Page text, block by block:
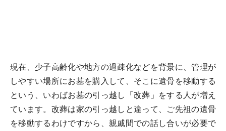
現在、少子高齢化や地方の過疎化などを背景に、管理が
しやすい場所にお墓を購入して、そこに遺骨を移動する
という、いわばお墓の引っ越し「改葬」をする人が増え
ています。改葬は家の引っ越しと違って、ご先祖の遺骨
を移動するわけですから、親戚間での話し合いが必要で